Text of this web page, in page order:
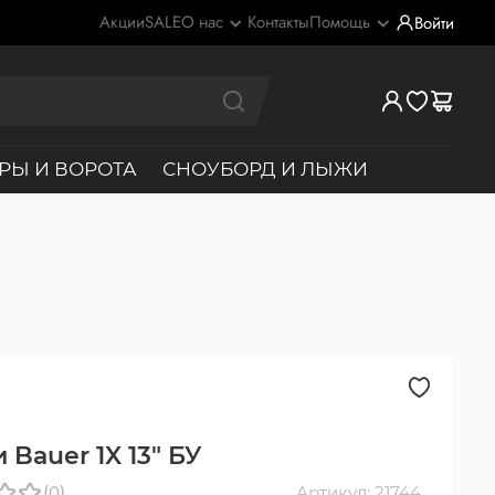
АкцииSALEО нас КонтактыПомощь Войти
И ВОРОТА СНОУБОРД И ЛЫЖИ
1X 13" БУ